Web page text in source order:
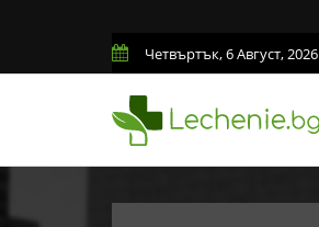
Четвъртък, 6 Август, 2026